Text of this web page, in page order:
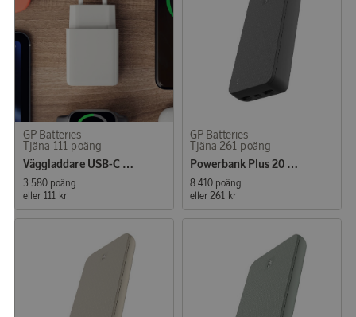
GP Batteries
Tjäna 111 poäng
Väggladdare USB-C + USB-A 20W PD
3 580 poäng
eller 111 kr
GP Batteries
Tjäna 261 poäng
Powerbank Plus 20 000 mAh Svart
8 410 poäng
eller 261 kr